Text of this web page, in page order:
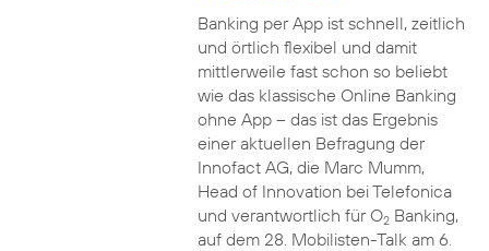
Banking per App ist schnell, zeitlich
und örtlich flexibel und damit
mittlerweile fast schon so beliebt
wie das klassische Online Banking
ohne App – das ist das Ergebnis
einer aktuellen Befragung der
Innofact AG, die Marc Mumm,
Head of Innovation bei Telefonica
und verantwortlich für O2Banking,
auf dem 28. Mobilisten-Talk am 6.